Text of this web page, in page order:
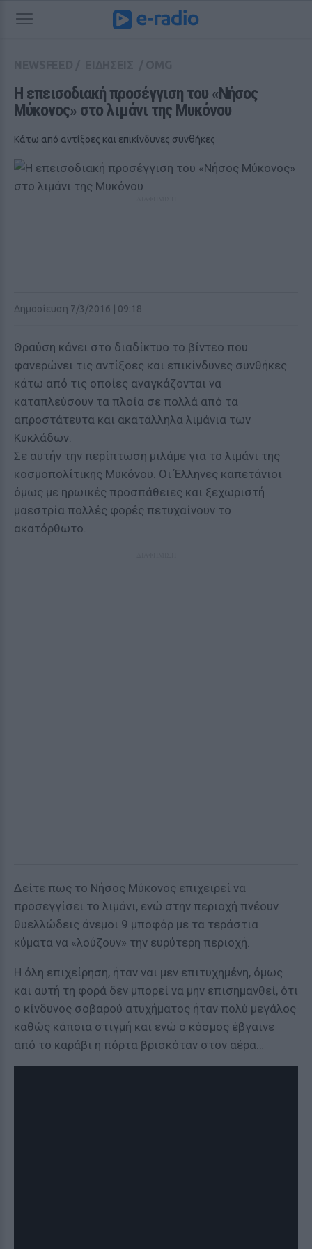
Η επεισοδιακή προσέγγιση του «Νήσος
Μύκονος» στο λιμάνι της Μυκόνου
Κάτω από αντίξοες και επικίνδυνες συνθήκες
Δημοσίευση 7/3/2016 | 09:18
Θραύση κάνει στο διαδίκτυο το βίντεο που
φανερώνει τις αντίξοες και επικίνδυνες συνθήκες
κάτω από τις οποίες αναγκάζονται να
καταπλεύσουν τα πλοία σε πολλά από τα
απροστάτευτα και ακατάλληλα λιμάνια των
Κυκλάδων.
Σε αυτήν την περίπτωση μιλάμε για το λιμάνι της
κοσμοπολίτικης Μυκόνου. Οι Έλληνες καπετάνιοι
όμως με ηρωικές προσπάθειες και ξεχωριστή
μαεστρία πολλές φορές πετυχαίνουν το
ακατόρθωτο.
Δείτε πως το Νήσος Μύκονος επιχειρεί να
προσεγγίσει το λιμάνι, ενώ στην περιοχή πνέουν
θυελλώδεις άνεμοι 9 μποφόρ με τα τεράστια
κύματα να «λούζουν» την ευρύτερη περιοχή.
Η όλη επιχείρηση, ήταν ναι μεν επιτυχημένη, όμως
και αυτή τη φορά δεν μπορεί να μην επισημανθεί, ότι
ο κίνδυνος σοβαρού ατυχήματος ήταν πολύ μεγάλος
καθώς κάποια στιγμή και ενώ ο κόσμος έβγαινε
από το καράβι η πόρτα βρισκόταν στον αέρα…